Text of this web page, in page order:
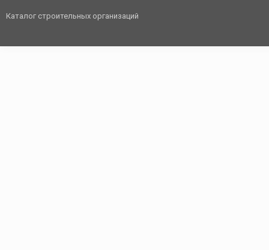
Каталог строительных организаций